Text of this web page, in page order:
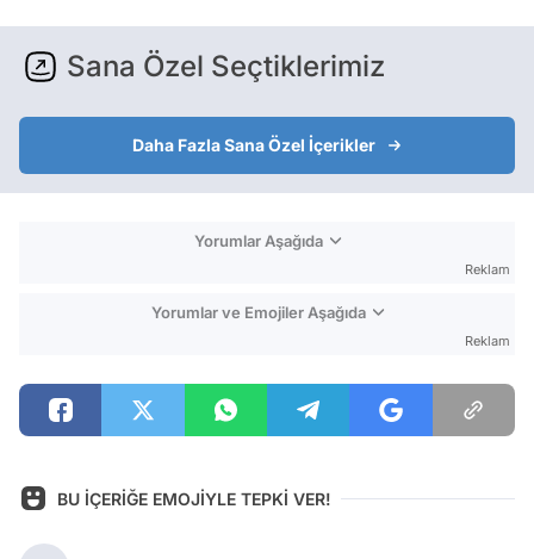
Sana Özel Seçtiklerimiz
Daha Fazla Sana Özel İçerikler
Yorumlar Aşağıda
Reklam
Yorumlar ve Emojiler Aşağıda
Reklam
BU İÇERİĞE EMOJİYLE TEPKİ VER!